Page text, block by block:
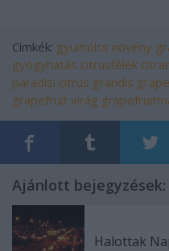
Címkék: gyümölcs növény
gyógyhatás citrusfélék
paradisi citrus grandis
grapefruit virág
Ajánlott bejegyzések:
Halottak